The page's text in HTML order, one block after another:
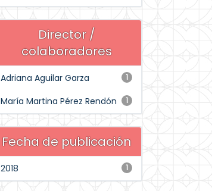
Director /
colaboradores
1
Adriana Aguilar Garza
1
María Martina Pérez Rendón
Fecha de publicación
1
2018